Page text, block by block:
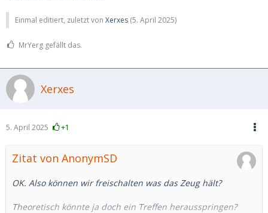
Einmal editiert, zuletzt von Xerxes (5. April 2025)
MrYerg gefällt das.
Xerxes
5. April 2025 +1
Zitat von AnonymSD
OK. Also können wir freischalten was das Zeug hält?
Theoretisch könnte ja doch ein Treffen herausspringen?